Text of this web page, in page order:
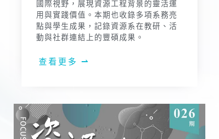
國際視野，展現資源工程背景的靈活運
用與實踐價值。本期也收錄多項系務亮
點與學生成果，記錄資源系在教研、活
動與社群連結上的豐碩成果。
查看更多 ⇀